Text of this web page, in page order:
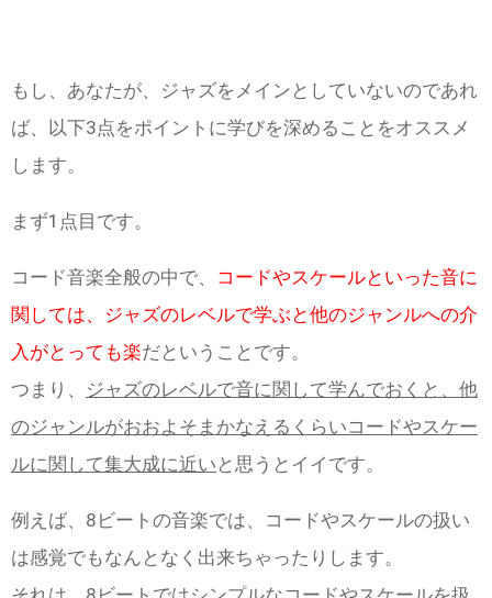
もし、あなたが、ジャズをメインとしていないのであれ
ば、以下3点をポイントに学びを深めることをオススメ
します。
まず1点目です。
コード音楽全般の中で、 コードやスケールといった音に
関しては、ジャズのレベルで学ぶと他のジャンルへの介
入がとっても楽だということです。
つまり、 ジャズのレベルで音に関して学んでおくと、他
のジャンルがおおよそまかなえるくらいコードやスケー
ルに関して集大成に近い と思うとイイです。
例えば、8ビートの音楽では、コードやスケールの扱い
は感覚でもなんとなく出来ちゃったりします。